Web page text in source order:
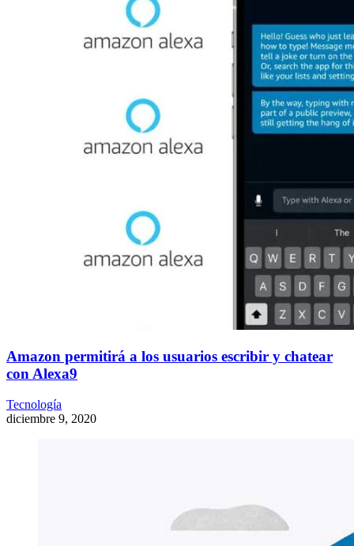
Amazon permitirá a los usuarios escribir y chatear
con Alexa9
Tecnología
diciembre 9, 2020